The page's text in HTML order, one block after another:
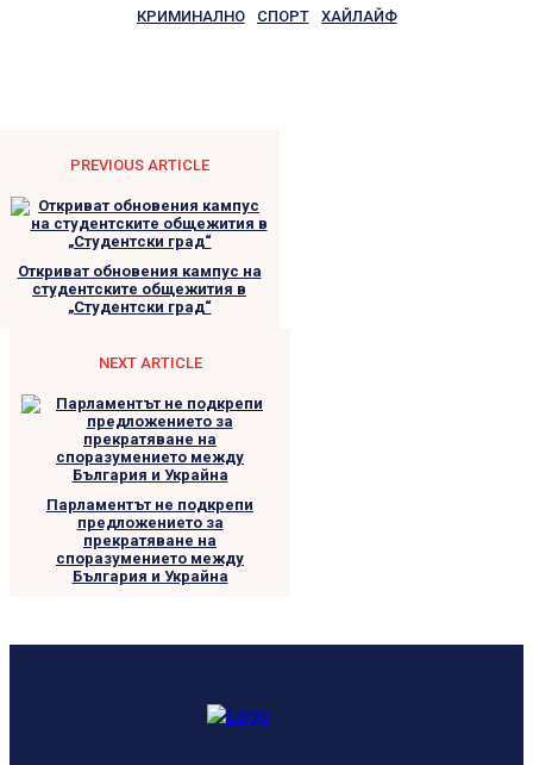
КРИМИНАЛНО СПОРТ ХАЙЛАЙФ
PREVIOUS ARTICLE
Откриват обновения кампус на
студентските общежития в
„Студентски град“
NEXT ARTICLE
Парламентът не подкрепи
предложението за
прекратяване на
споразумението между
България и Украйна